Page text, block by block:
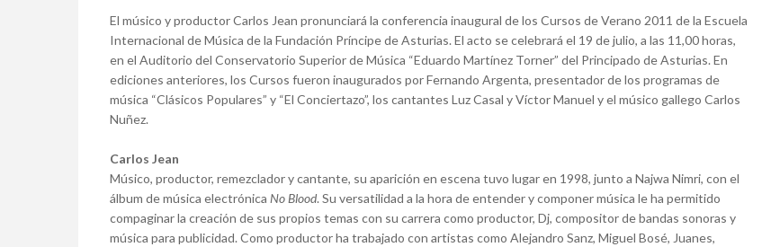
El músico y productor Carlos Jean pronunciará la conferencia inaugural de los Cursos de Verano 2011 de la Escuela
Internacional de Música de la Fundación Príncipe de Asturias. El acto se celebrará el 19 de julio, a las 11,00 horas,
en el Auditorio del Conservatorio Superior de Música “Eduardo Martínez Torner” del Principado de Asturias. En
ediciones anteriores, los Cursos fueron inaugurados por Fernando Argenta, presentador de los programas de
música “Clásicos Populares” y “El Conciertazo”, los cantantes Luz Casal y Víctor Manuel y el músico gallego Carlos
Nuñez.
Carlos Jean
Músico, productor, remezclador y cantante, su aparición en escena tuvo lugar en 1998, junto a Najwa Nimri, con el
álbum de música electrónica No Blood. Su versatilidad a la hora de entender y componer música le ha permitido
compaginar la creación de sus propios temas con su carrera como productor, Dj, compositor de bandas sonoras y
música para publicidad. Como productor ha trabajado con artistas como Alejandro Sanz, Miguel Bosé, Juanes,